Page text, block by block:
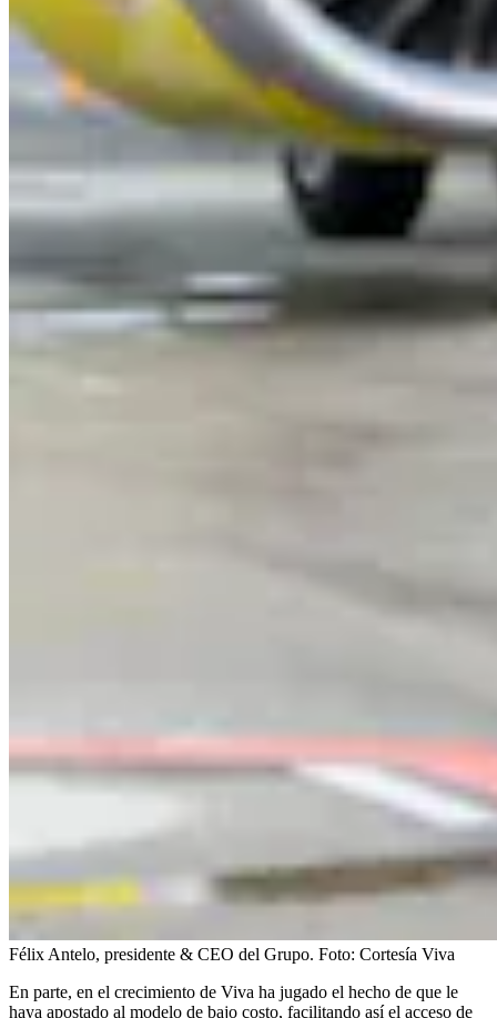
Félix Antelo, presidente & CEO del Grupo. Foto: Cortesía Viva
En parte, en el crecimiento de Viva ha jugado el hecho de que le
haya apostado al modelo de bajo costo, facilitando así el acceso de